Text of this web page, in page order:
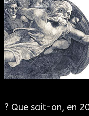
? Que sait-on, en